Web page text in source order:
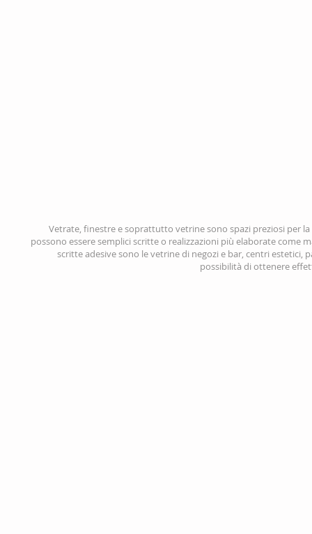
Vetrate, finestre e soprattutto vetrine sono spazi preziosi per
possono essere semplici scritte o realizzazioni più elaborate come
scritte adesive sono le vetrine di negozi e bar, centri estetici,
possibilità di ottenere